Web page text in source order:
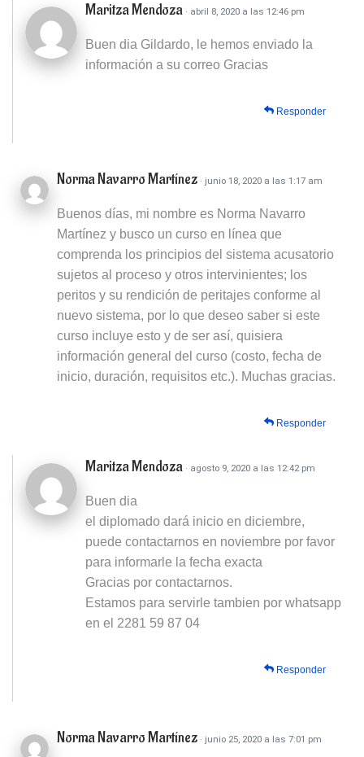
Maritza Mendoza · abril 8, 2020 a las 12:46 pm
Buen dia Gildardo, le hemos enviado la
información a su correo Gracias
Responder
Norma Navarro Martínez · junio 18, 2020 a las 1:17 am
Buenos días, mi nombre es Norma Navarro
Martínez y busco un curso en línea que
comprenda los principios del sistema acusatorio
sujetos al proceso y otros intervinientes; los
peritos y su rendición de peritajes conforme al
nuevo sistema, por lo que deseo saber si este
curso incluye esto y de ser así, quisiera
información general del curso (costo, fecha de
inicio, duración, requisitos etc.). Muchas gracias.
Responder
Maritza Mendoza · agosto 9, 2020 a las 12:42 pm
Buen dia
el diplomado dará inicio en diciembre,
puede contactarnos en noviembre por favor
para informarle la fecha exacta
Gracias por contactarnos.
Estamos para servirle tambien por whatsapp
en el 2281 59 87 04
Responder
Norma Navarro Martínez · junio 25, 2020 a las 7:01 pm